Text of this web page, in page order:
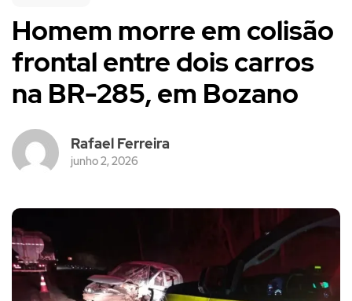
Homem morre em colisão
frontal entre dois carros
na BR-285, em Bozano
Rafael Ferreira
junho 2, 2026